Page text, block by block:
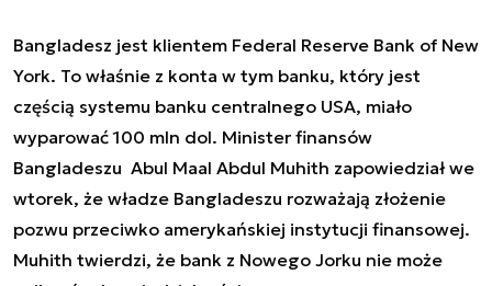
Bangladesz jest klientem Federal Reserve Bank of New
York. To właśnie z konta w tym banku, który jest
częścią systemu banku centralnego USA, miało
wyparować 100 mln dol. Minister finansów
Bangladeszu Abul Maal Abdul Muhith zapowiedział we
wtorek, że władze Bangladeszu rozważają złożenie
pozwu przeciwko amerykańskiej instytucji finansowej.
Muhith twierdzi, że bank z Nowego Jorku nie może